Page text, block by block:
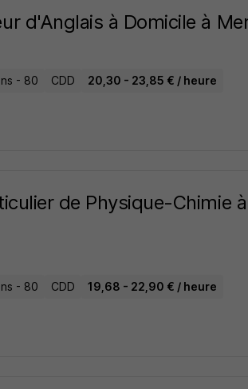
d'Anglais à Domicile à
- 80 CDD 20,30 - 23,85 € / heure
de Physique-Chimie
- 80 CDD 19,68 - 22,90 € / heure